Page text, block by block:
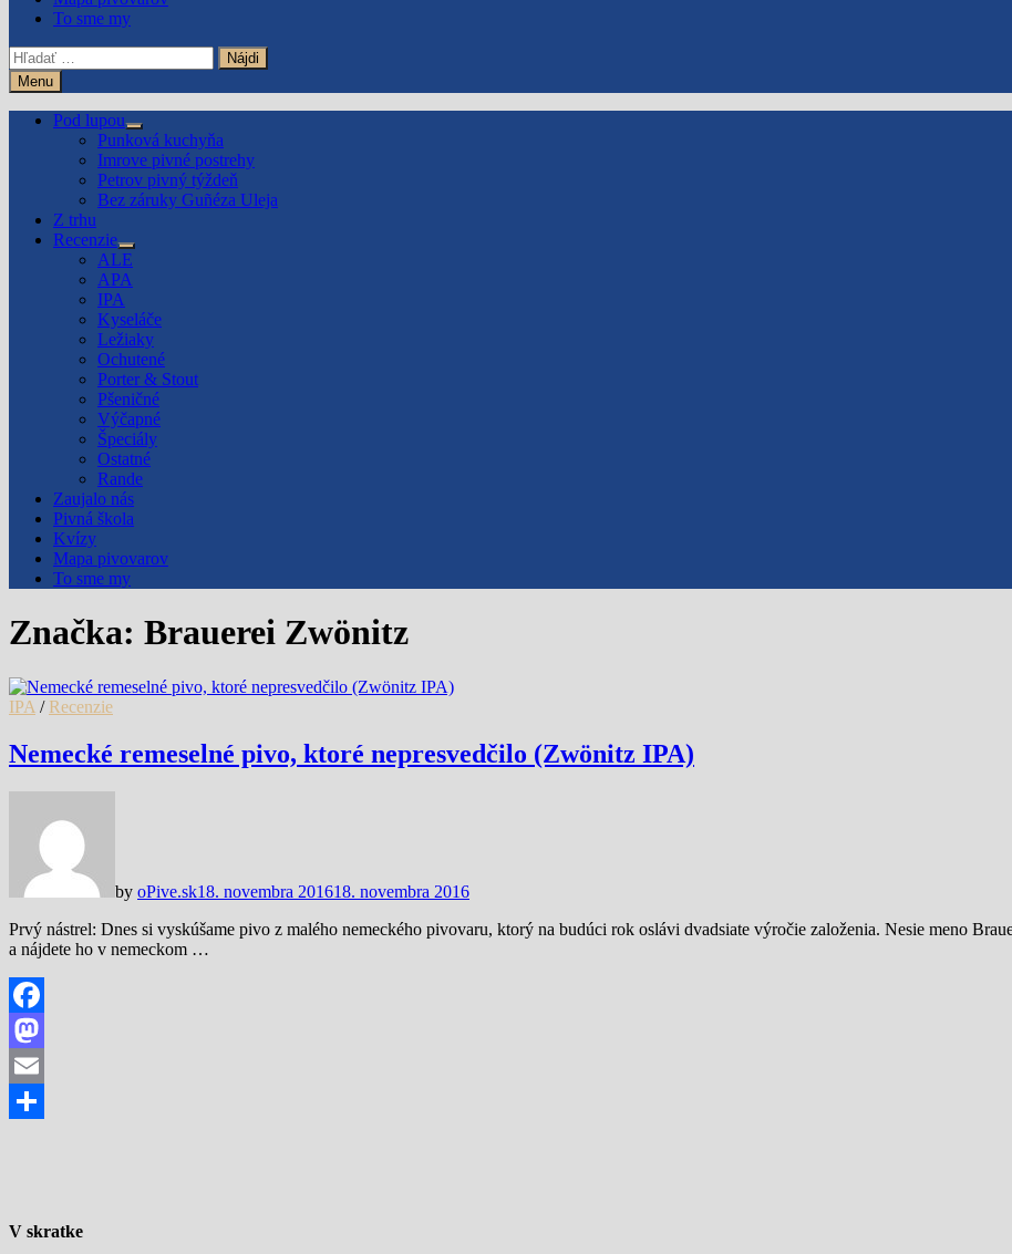
To sme my
Hľadať:
Menu
Pod lupou
Show
sub
menu
Punková kuchyňa
Imrove pivné postrehy
Petrov pivný týždeň
Bez záruky Guñéza Uleja
Z trhu
Recenzie
Show
sub
menu
ALE
APA
IPA
Kyseláče
Ležiaky
Ochutené
Porter & Stout
Pšeničné
Výčapné
Špeciály
Ostatné
Rande
Zaujalo nás
Pivná škola
Kvízy
Mapa pivovarov
To sme my
Značka: Brauerei Zwönitz
IPA / Recenzie
Nemecké remeselné pivo, ktoré nepresvedčilo (Zwönitz IPA)
by oPive.sk18. novembra 201618. novembra 2016
Prvý nástrel: Dnes si vyskúšame pivo z malého nemeckého pivovaru, ktorý na budúci rok oslávi dvadsiate výročie založenia. Nesie meno
a nájdete ho v nemeckom …
Facebook
Mastodon
Email
V skratke